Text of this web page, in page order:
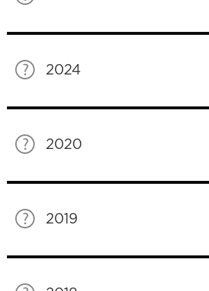
2024
2020
2019